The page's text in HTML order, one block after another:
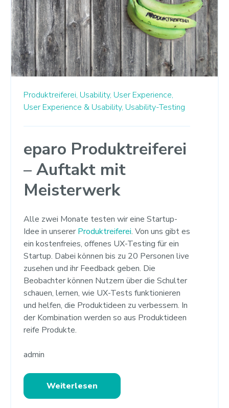
Produktreiferei, Usability, User Experience,
User Experience & Usability, Usability-Testing
eparo Produktreiferei
– Auftakt mit
Meisterwerk
Alle zwei Monate testen wir eine Startup-
Idee in unserer Produktreiferei. Von uns gibt es
ein kostenfreies, offenes UX-Testing für ein
Startup. Dabei können bis zu 20 Personen live
zusehen und ihr Feedback geben. Die
Beobachter können Nutzern über die Schulter
schauen, lernen, wie UX-Tests funktionieren
und helfen, die Produktideen zu verbessern. In
der Kombination werden so aus Produktideen
reife Produkte.
admin
Weiterlesen